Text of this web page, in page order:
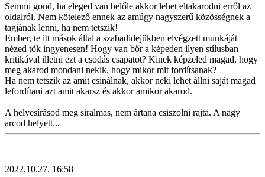
Semmi gond, ha eleged van belőle akkor lehet eltakarodni erről az
oldalról. Nem kötelező ennek az amúgy nagyszerű közösségnek a
tagjának lenni, ha nem tetszik!
Ember, te itt mások által a szabadidejükben elvégzett munkáját
nézed tök ingyenesen! Hogy van bőr a képeden ilyen stílusban
kritikával illetni ezt a csodás csapatot? Kinek képzeled magad, hogy
meg akarod mondani nekik, hogy mikor mit fordítsanak?
Ha nem tetszik az amit csinálnak, akkor neki lehet állni saját magad
lefordítani azt amit akarsz és akkor amikor akarod.
A helyesírásod meg siralmas, nem ártana csiszolni rajta. A nagy
arcod helyett...
2022.10.27. 16:58